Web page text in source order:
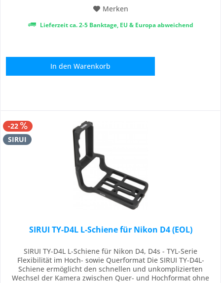
Merken
Lieferzeit ca. 2-5 Banktage, EU & Europa abweichend
In den Warenkorb
-22
SIRUI
SIRUI TY-D4L L-Schiene für Nikon D4 (EOL)
SIRUI TY-D4L L-Schiene für Nikon D4, D4s - TYL-Serie
Flexibilität im Hoch- sowie Querformat Die SIRUI TY-D4L-
Schiene ermöglicht den schnellen und unkomplizierten
Wechsel der Kamera zwischen Quer- und Hochformat ohne